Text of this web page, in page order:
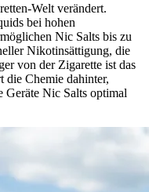
Welt verändert.
bei hohen
Nic Salts bis zu
Nikotinsättigung, die
von der Zigarette ist das
die Chemie dahinter,
Geräte Nic Salts optimal